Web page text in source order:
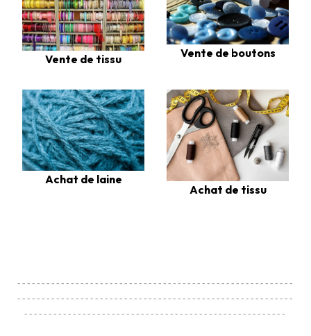
Vente de tissu Vente de boutons
Achat de laine
Achat de tissu
---------------------------------------------------------
---------------------------------------------------------
------------------------------------------------------